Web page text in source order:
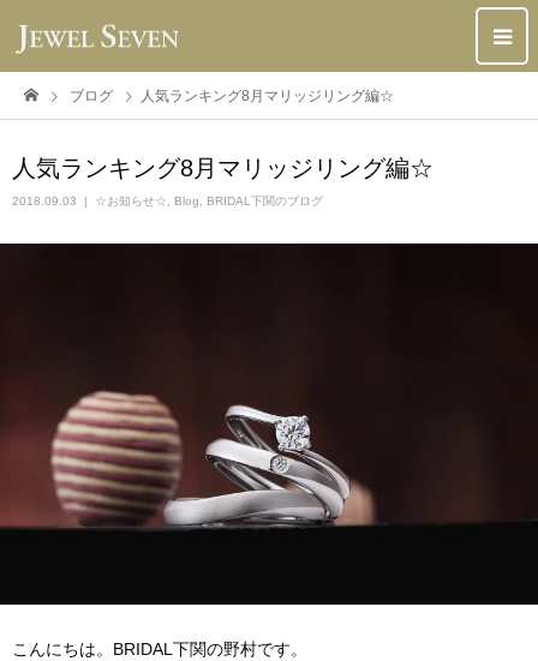
ブログ 人気ランキング8月マリッジリング編☆
人気ランキング8月マリッジリング編☆
2018.09.03 ☆お知らせ☆ Blog BRIDAL下関のブログ
こんにちは。BRIDAL下関の野村です。